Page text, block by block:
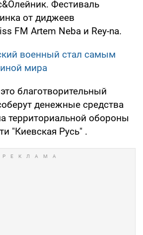
Фестиваль
от диджеев
FM Artem Neba и Rey-na.
военный стал самым
мира
благотворительный
денежные средства
территориальной обороны
"Киевская Русь" .